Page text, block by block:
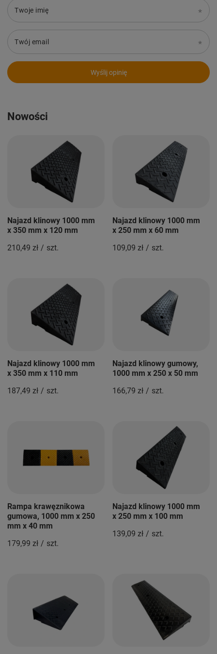
Twoje imię
Twój email
Wyślij opinię
Nowości
Najazd klinowy 1000 mm
x 350 mm x 120 mm
210,49 zł / szt.
Najazd klinowy 1000 mm
x 250 mm x 60 mm
109,09 zł / szt.
Najazd klinowy 1000 mm
x 350 mm x 110 mm
187,49 zł / szt.
Najazd klinowy gumowy,
1000 mm x 250 x 50 mm
166,79 zł / szt.
Rampa krawęznikowa
gumowa, 1000 mm x 250
mm x 40 mm
179,99 zł / szt.
Najazd klinowy 1000 mm
x 250 mm x 100 mm
139,09 zł / szt.